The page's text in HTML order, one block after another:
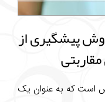
پیشگیری از
است که به عنوان یک